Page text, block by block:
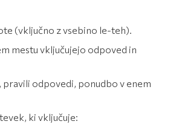
(vključno z vsebino le-teh).
mestu vključujejo odpoved in
odpovedi, ponudbo v enem
ki vključuje: